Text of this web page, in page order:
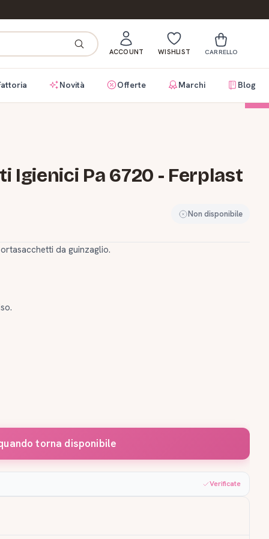
ACCOUNT WISHLIST CARRELLO
Novità Offerte Marchi Blog
Igienici Pa 6720 - Ferplast
Non disponibile
da guinzaglio.
torna disponibile
Verificate
-65%